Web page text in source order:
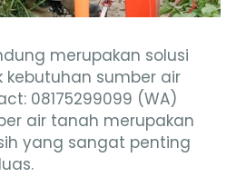
merupakan solusi
sumber air
08175299099 (WA)
air tanah merupakan
yang sangat penting